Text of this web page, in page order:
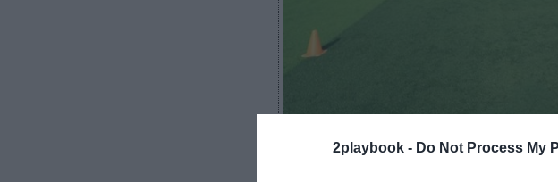
2playbook - Do Not Process My
2Playbook 3